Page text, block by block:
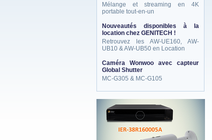
Mélange et streaming en 4K
portable tout-en-un
Nouveautés disponibles à la
location chez GENITECH !
Retrouvez les AW-UE160, AW-
UB10 & AW-UB50 en Location
Caméra Wonwoo avec capteur
Global Shutter
MC-G305 & MC-G105